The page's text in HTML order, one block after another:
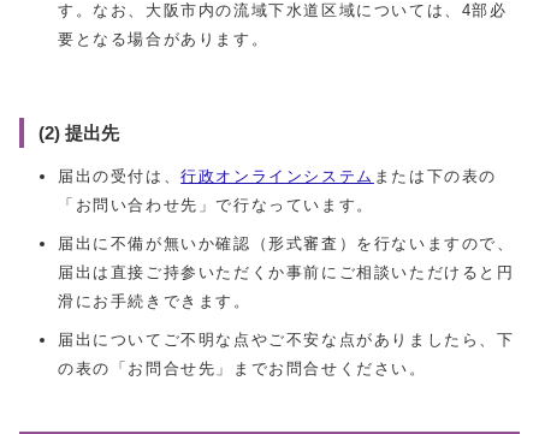
す。なお、大阪市内の流域下水道区域については、4部必
要となる場合があります。
(2) 提出先
届出の受付は、行政オンラインシステム または下の表の
「お問い合わせ先」で行なっています。
届出に不備が無いか確認（形式審査）を行ないますので、
届出は直接ご持参いただくか事前にご相談いただけると円
滑にお手続きできます。
届出についてご不明な点やご不安な点がありましたら、下
の表の「お問合せ先」までお問合せください。